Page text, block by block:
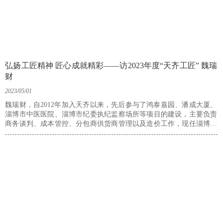
弘扬工匠精神 匠心成就精彩——访2023年度“天齐工匠” 魏瑞
财
2023/05/01
魏瑞财，自2012年加入天齐以来，先后参与了鸿泰嘉园、潘成大厦、
淄博市中医医院、淄博市纪委执纪监察场所等项目的建设，主要负责
商务谈判、成本管控、分包商供货商管理以及造价工作，现任淄博区
域管理中心二公司岳峰项目公司商务经理。